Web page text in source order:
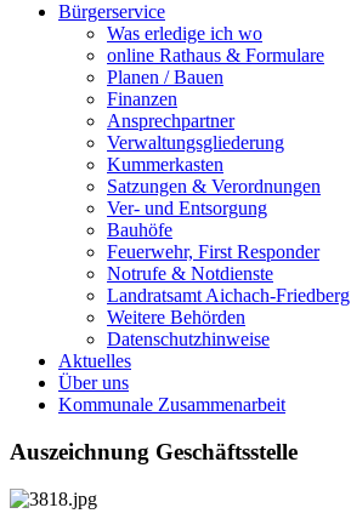
Bürgerservice
Was erledige ich wo
online Rathaus & Formulare
Planen / Bauen
Finanzen
Ansprechpartner
Verwaltungsgliederung
Kummerkasten
Satzungen & Verordnungen
Ver- und Entsorgung
Bauhöfe
Feuerwehr, First Responder
Notrufe & Notdienste
Landratsamt Aichach-Friedberg
Weitere Behörden
Datenschutzhinweise
Aktuelles
Über uns
Kommunale Zusammenarbeit
Auszeichnung Geschäftsstelle